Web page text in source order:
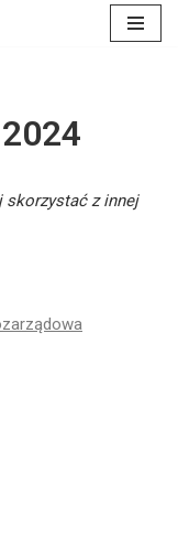
skorzystać z innej